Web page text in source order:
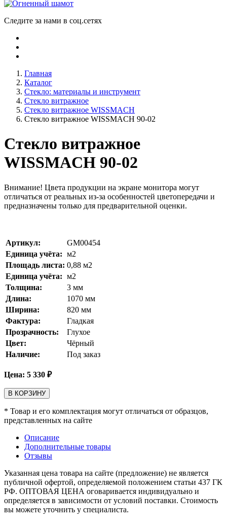
Следите за нами в соц.сетях
Главная
Каталог
Стекло: материалы и инструмент
Стекло витражное
Стекло витражное WISSMACH
Стекло витражное WISSMACH 90-02
Стекло витражное
WISSMACH 90-02
Внимание! Цвета продукции на экране монитора могут
отличаться от реальных из-за особенностей цветопередачи и
предназначены только для предварительной оценки.
Артикул:
GM00454
Единица учёта: м2
Площадь листа: 0,88 м2
Единица учёта: м2
Толщина:
3 мм
Длина:
1070 мм
Ширина:
820 мм
Фактура:
Гладкая
Прозрачность:
Глухое
Цвет:
Чёрный
Наличие:
Под заказ
Цена: 5 330 ₽
В КОРЗИНУ
* Товар и его комплектация могут отличаться от образцов,
представленных на сайте
Описание
Дополнительные товары
Отзывы
Указанная цена товара на сайте (предложение) не является
публичной офертой, определяемой положением статьи 437 ГК
РФ. ОПТОВАЯ ЦЕНА оговаривается индивидуально и
определяется в зависимости от условий поставки. Стоимость
вы можете уточнить у специалиста.